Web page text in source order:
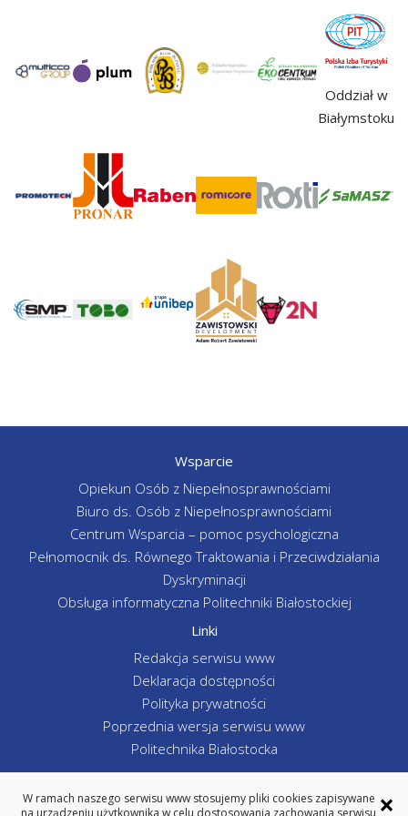
Oddział w
Białymstoku
Wsparcie
Opiekun Osób z Niepełnosprawnościami
Biuro ds. Osób z Niepełnosprawnościami
Centrum Wsparcia – pomoc psychologiczna
Pełnomocnik ds. Równego Traktowania i Przeciwdziałania
Dyskryminacji
Obsługa informatyczna Politechniki Białostockiej
Linki
Redakcja serwisu www
Deklaracja dostępności
Polityka prywatności
Poprzednia wersja serwisu www
Politechnika Białostocka
×
W ramach naszego serwisu www stosujemy pliki cookies zapisywane
na urządzeniu użytkownika w celu dostosowania zachowania serwisu